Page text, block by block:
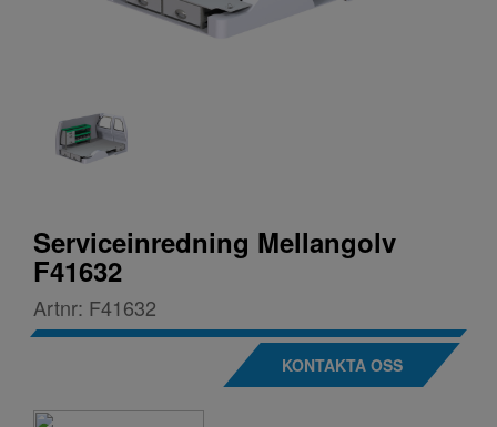
Serviceinredning Mellangolv
F41632
Artnr: F41632
KONTAKTA OSS